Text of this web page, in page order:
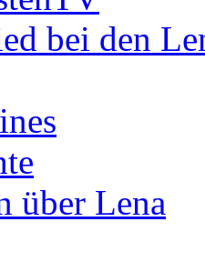
bei den
über Lena